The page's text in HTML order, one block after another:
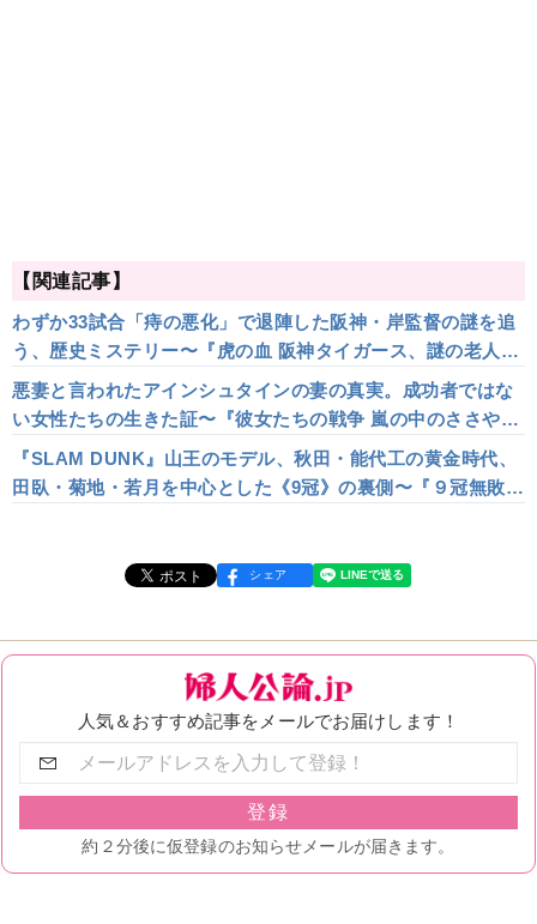
【関連記事】
わずか33試合「痔の悪化」で退陣した阪神・岸監督の謎を追
う、歴史ミステリー〜『虎の血 阪神タイガース、謎の老人監
督』【サンキュータツオが読む】
悪妻と言われたアインシュタインの妻の真実。成功者ではな
い女性たちの生きた証〜『彼女たちの戦争 嵐の中のささやき
よ！』【サンキュータツオが読む】
『SLAM DUNK』山王のモデル、秋田・能代工の黄金時代、
田臥・菊地・若月を中心とした《9冠》の裏側〜『９冠無敗』
シェア